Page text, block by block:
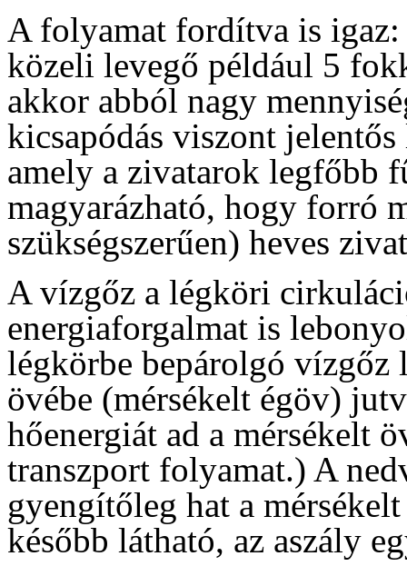
A folyamat fordítva is igaz:
közeli levegő például 5
akkor abból nagy
kicsapódás viszont
amely a zivatarok legfőbb
magyarázható, hogy forró
szükségszerűen) heves
A vízgőz a légköri
energiaforgalmat is
légkörbe bepárolgó vízgőz
övébe (mérsékelt égöv)
hőenergiát ad a mérsékelt
transzport folyamat.) A
gyengítőleg hat a
később látható, az aszály